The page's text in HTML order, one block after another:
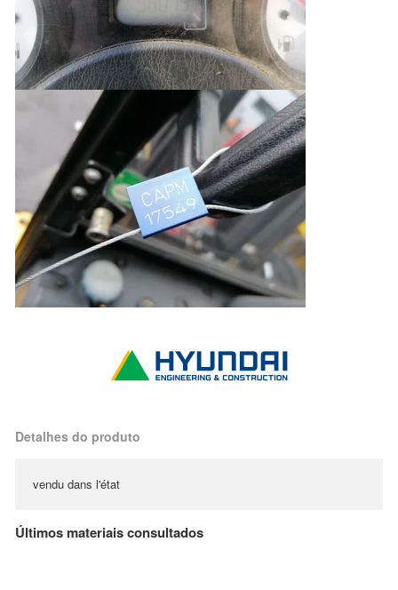
Detalhes do produto
vendu dans l'état
Últimos materiais consultados